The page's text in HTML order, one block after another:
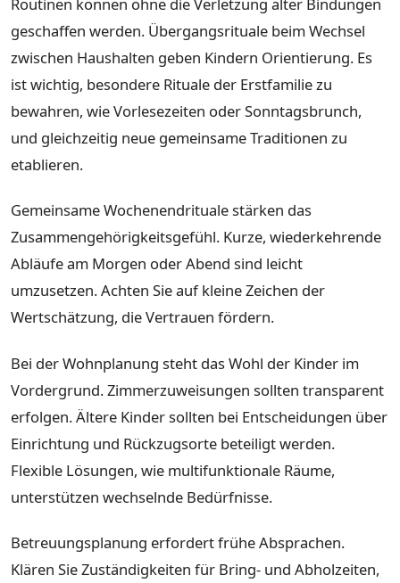
geschaffen werden. Übergangsrituale beim Wechsel
zwischen Haushalten geben Kindern Orientierung. Es
ist wichtig, besondere Rituale der Erstfamilie zu
bewahren, wie Vorlesezeiten oder Sonntagsbrunch,
und gleichzeitig neue gemeinsame Traditionen zu
etablieren.
Gemeinsame Wochenendrituale stärken das
Zusammengehörigkeitsgefühl. Kurze, wiederkehrende
Abläufe am Morgen oder Abend sind leicht
umzusetzen. Achten Sie auf kleine Zeichen der
Wertschätzung, die Vertrauen fördern.
Bei der Wohnplanung steht das Wohl der Kinder im
Vordergrund. Zimmerzuweisungen sollten transparent
erfolgen. Ältere Kinder sollten bei Entscheidungen über
Einrichtung und Rückzugsorte beteiligt werden.
Flexible Lösungen, wie multifunktionale Räume,
unterstützen wechselnde Bedürfnisse.
Betreuungsplanung erfordert frühe Absprachen.
Klären Sie Zuständigkeiten für Bring- und Abholzeiten,